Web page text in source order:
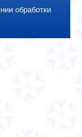
обработки